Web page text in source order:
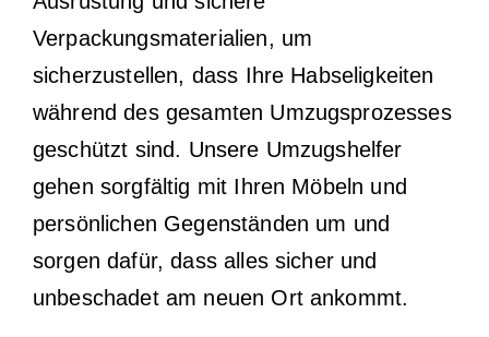
Verpackungsmaterialien, um
sicherzustellen, dass Ihre Habseligkeiten
während des gesamten Umzugsprozesses
geschützt sind. Unsere Umzugshelfer
gehen sorgfältig mit Ihren Möbeln und
persönlichen Gegenständen um und
sorgen dafür, dass alles sicher und
unbeschadet am neuen Ort ankommt.